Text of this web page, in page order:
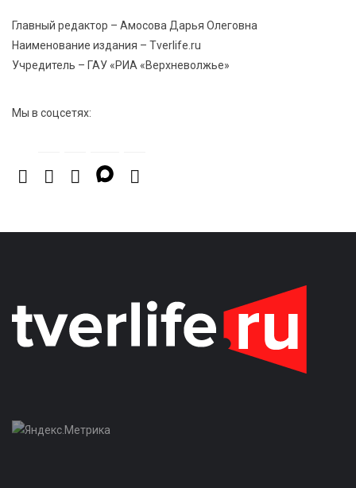
7 Авг 2026 15:41 323
Открыт набор на программу амбассадоров для
студентов российских вузов
Главный редактор – Амосова Дарья Олеговна
Наименование издания – Tverlife.ru
Учредитель – ГАУ «РИА «Верхневолжье»
Мы в соцсетях: